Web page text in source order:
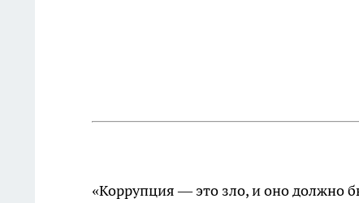
«Коррупция — это зло, и оно должно